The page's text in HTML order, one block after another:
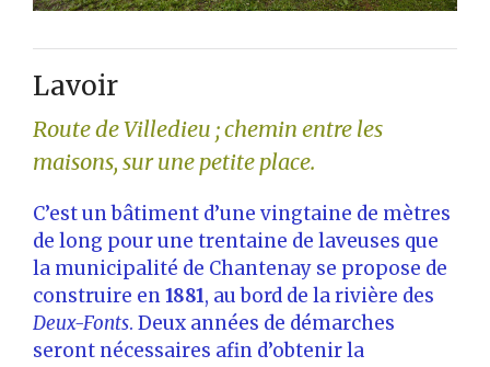
Lavoir
Route de Villedieu ; chemin entre les
maisons, sur une petite place.
C’est un bâtiment d’une vingtaine de mètres
de long pour une trentaine de laveuses que
la municipalité de Chantenay se propose de
construire en1881, au bord de la rivière des
Deux-Fonts. Deux années de démarches
seront nécessaires afin d’obtenir la